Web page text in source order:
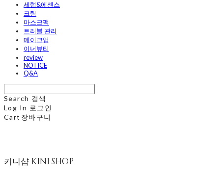
세럼&에센스
크림
마스크팩
트러블 관리
메이크업
이너뷰티
review
NOTICE
Q&A
Search 검색
Log In 로그인
Cart 장바구니
키니샵 KINI SHOP